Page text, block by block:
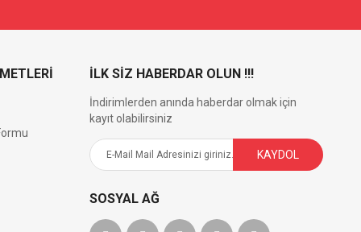
İLK SİZ HABERDAR OLUN !!!
İndirimlerden anında haberdar olmak için
kayıt olabilirsiniz
KAYDOL
SOSYAL AĞ